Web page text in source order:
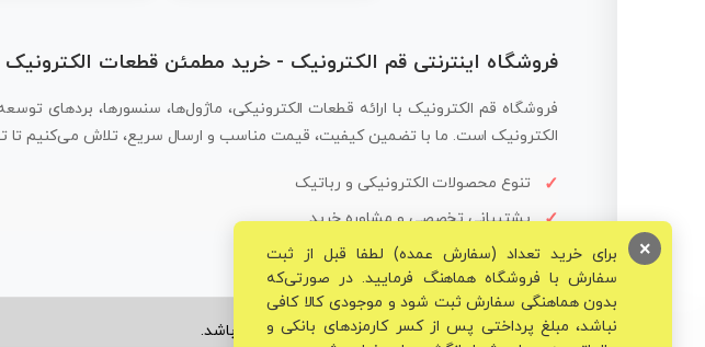
فروشگاه اینترنتی قم الکترونیک - خرید مطمئن قطعات الکترونیک
فروشگاه قم الکترونیک با ارائه قطعات الکترونیکی، ماژول‌ها، سنسورها، بردهای
الکترونیک است. ما با تضمین کیفیت، قیمت مناسب و ارسال سریع، تلاش می‌کنیم تا
تنوع محصولات الکترونیکی و رباتیک
پشتیبانی تخصصی و مشاوره خرید
© تمامی حقوق برای فروشگاه تخصصی قم الکترونیک محفوظ می‌باشد.
برای خرید تعداد (سفارش عمده) لطفا قبل از ثبت
سفارش با فروشگاه هماهنگ فرمایید. در صورتی‌که
بدون هماهنگی سفارش ثبت شود و موجودی کالا کافی
نباشد، مبلغ پرداختی پس از کسر کارمزدهای بانکی و
×